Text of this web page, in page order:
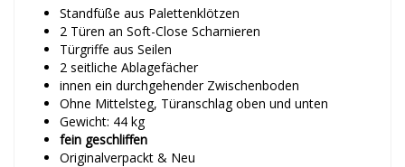
Standfüße aus Palettenklötzen
2 Türen an Soft-Close Scharnieren
Türgriffe aus Seilen
2 seitliche Ablagefächer
innen ein durchgehender Zwischenboden
Ohne Mittelsteg, Türanschlag oben und unten
Gewicht: 44 kg
fein geschliffen
Originalverpackt & Neu